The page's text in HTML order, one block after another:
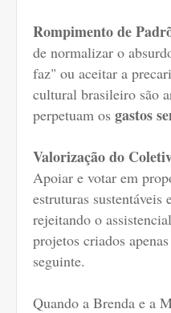
Rompimento de
de normalizar o
faz" ou aceitar a
cultural brasileiro são
perpetuam os gastos
Valorização do
Apoiar e votar em
estruturas sustentáveis
rejeitando o
projetos criados
seguinte.
Quando a Brenda e a